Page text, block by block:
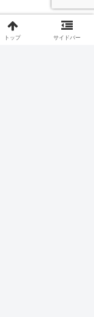
2023.12.27
トップ サイドバー